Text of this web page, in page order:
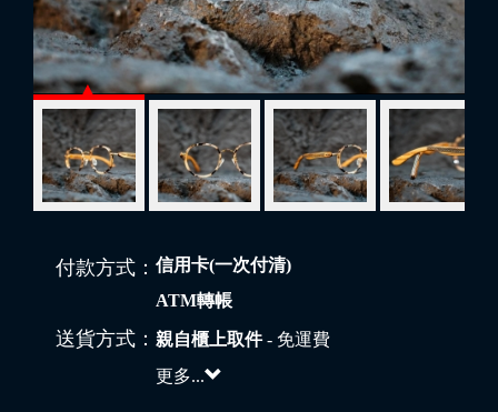
付款方式： 信用卡(一次付清)
ATM轉帳
送貨方式： 親自櫃上取件- 免運費
更多...